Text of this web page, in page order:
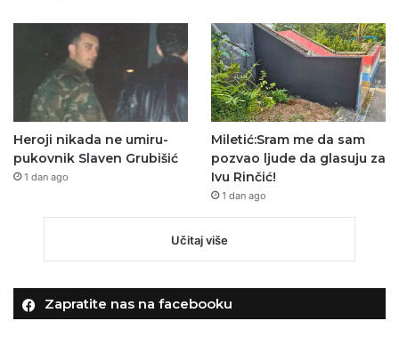
Heroji nikada ne umiru-
pukovnik Slaven Grubišić
1 dan ago
Miletić:Sram me da sam
pozvao ljude da glasuju za
Ivu Rinčić!
1 dan ago
Učitaj više
Zapratite nas na facebooku